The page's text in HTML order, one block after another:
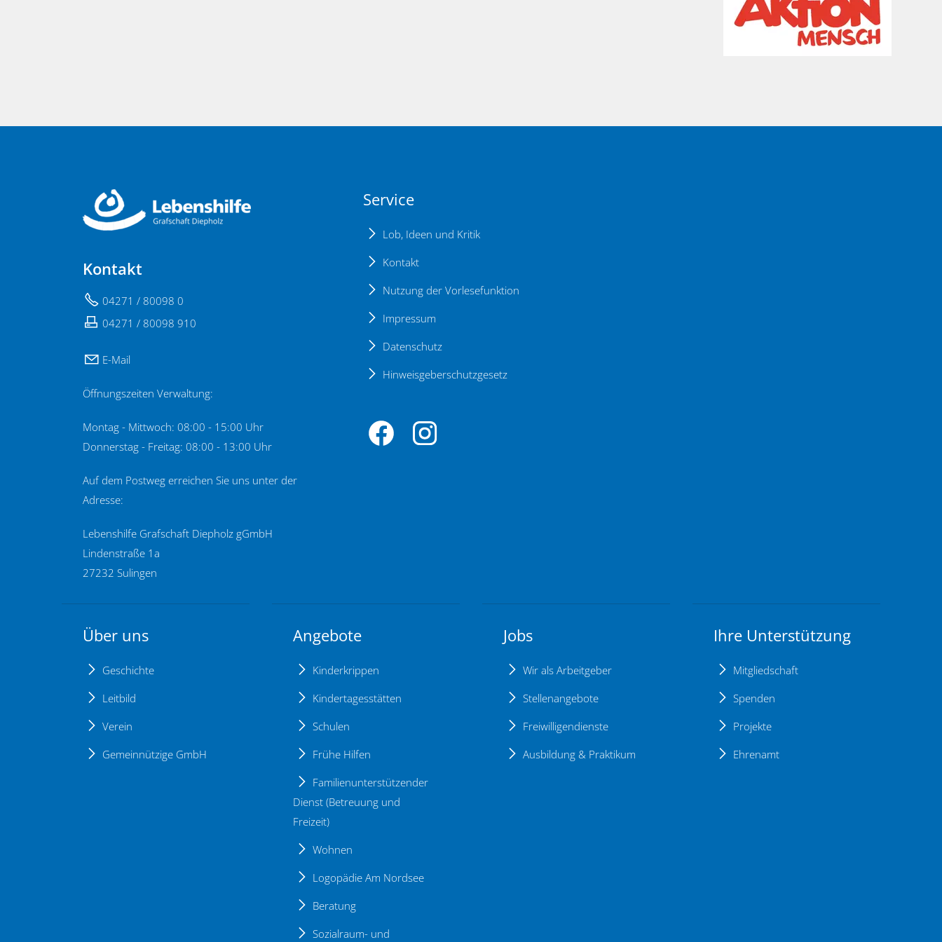
Kontakt
04271 / 80098 0
04271 / 80098 910
E-Mail
Öffnungszeiten Verwaltung:
Montag - Mittwoch: 08:00 - 15:00 Uhr
Donnerstag - Freitag: 08:00 - 13:00 Uhr
Auf dem Postweg erreichen Sie uns unter der
Adresse:
Lebenshilfe Grafschaft Diepholz gGmbH
Lindenstraße 1a
27232 Sulingen
Service
Lob, Ideen und Kritik
Kontakt
Nutzung der Vorlesefunktion
Impressum
Datenschutz
Hinweisgeberschutzgesetz
Über uns
Geschichte
Leitbild
Verein
Gemeinnützige GmbH
Angebote
Kinderkrippen
Kindertagesstätten
Schulen
Frühe Hilfen
Familienunterstützender
Dienst (Betreuung und
Freizeit)
Wohnen
Logopädie Am Nordsee
Beratung
Sozialraum- und
Jobs
Wir als Arbeitgeber
Stellenangebote
Freiwilligendienste
Ausbildung & Praktikum
Ihre Unterstützung
Mitgliedschaft
Spenden
Projekte
Ehrenamt